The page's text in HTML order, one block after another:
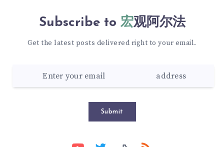
Subscribe to 宏观阿尔法
Get the latest posts delivered right to your email.
Submit